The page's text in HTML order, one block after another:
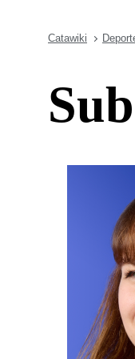
Catawiki